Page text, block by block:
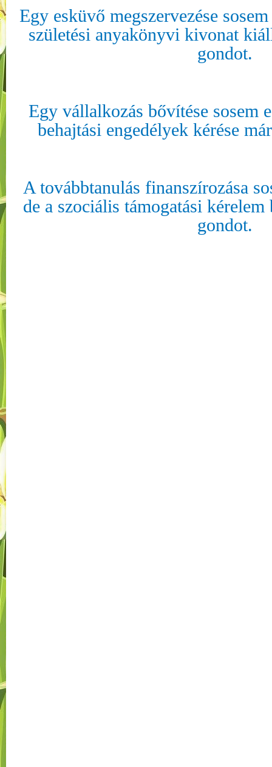
Egy esküvő megszervezése
születési anyakönyvi kivonat
gondot.
Egy vállalkozás bővítése sosem
behajtási engedélyek kérése
A továbbtanulás finanszírozása
de a szociális támogatási
gondot.